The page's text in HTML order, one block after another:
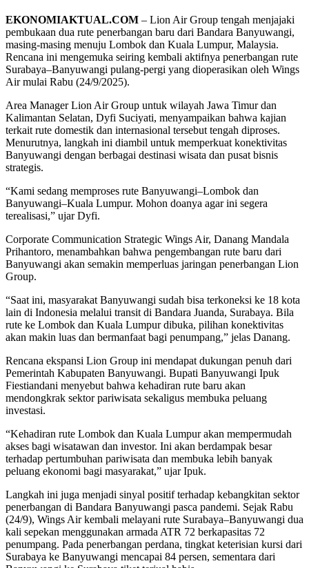
EKONOMIAKTUAL.COM – Lion Air Group tengah menjajaki
pembukaan dua rute penerbangan baru dari Bandara Banyuwangi,
masing-masing menuju Lombok dan Kuala Lumpur, Malaysia.
Rencana ini mengemuka seiring kembali aktifnya penerbangan rute
Surabaya–Banyuwangi pulang-pergi yang dioperasikan oleh Wings
Air mulai Rabu (24/9/2025).
Area Manager Lion Air Group untuk wilayah Jawa Timur dan
Kalimantan Selatan, Dyfi Suciyati, menyampaikan bahwa kajian
terkait rute domestik dan internasional tersebut tengah diproses.
Menurutnya, langkah ini diambil untuk memperkuat konektivitas
Banyuwangi dengan berbagai destinasi wisata dan pusat bisnis
strategis.
“Kami sedang memproses rute Banyuwangi–Lombok dan
Banyuwangi–Kuala Lumpur. Mohon doanya agar ini segera
terealisasi,” ujar Dyfi.
Corporate Communication Strategic Wings Air, Danang Mandala
Prihantoro, menambahkan bahwa pengembangan rute baru dari
Banyuwangi akan semakin memperluas jaringan penerbangan Lion
Group.
“Saat ini, masyarakat Banyuwangi sudah bisa terkoneksi ke 18 kota
lain di Indonesia melalui transit di Bandara Juanda, Surabaya. Bila
rute ke Lombok dan Kuala Lumpur dibuka, pilihan konektivitas
akan makin luas dan bermanfaat bagi penumpang,” jelas Danang.
Rencana ekspansi Lion Group ini mendapat dukungan penuh dari
Pemerintah Kabupaten Banyuwangi. Bupati Banyuwangi Ipuk
Fiestiandani menyebut bahwa kehadiran rute baru akan
mendongkrak sektor pariwisata sekaligus membuka peluang
investasi.
“Kehadiran rute Lombok dan Kuala Lumpur akan mempermudah
akses bagi wisatawan dan investor. Ini akan berdampak besar
terhadap pertumbuhan pariwisata dan membuka lebih banyak
peluang ekonomi bagi masyarakat,” ujar Ipuk.
Langkah ini juga menjadi sinyal positif terhadap kebangkitan sektor
penerbangan di Bandara Banyuwangi pasca pandemi. Sejak Rabu
(24/9), Wings Air kembali melayani rute Surabaya–Banyuwangi dua
kali sepekan menggunakan armada ATR 72 berkapasitas 72
penumpang. Pada penerbangan perdana, tingkat keterisian kursi dari
Surabaya ke Banyuwangi mencapai 84 persen, sementara dari